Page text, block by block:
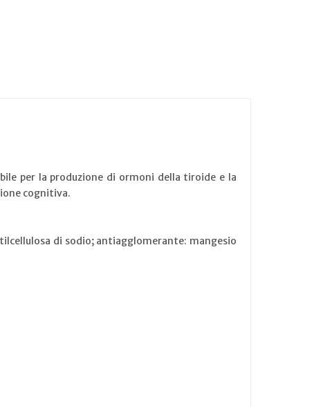
per la produzione di ormoni della tiroide e la
cognitiva.
di sodio; antiagglomerante: mangesio